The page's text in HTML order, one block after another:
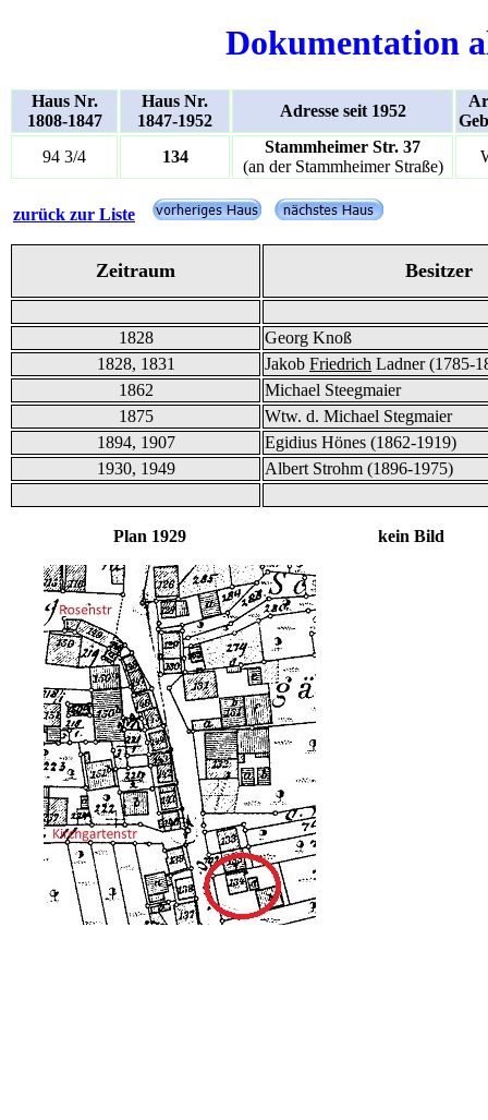
Dokumentation
Haus Nr.
1808-1847
Haus Nr.
1847-1952
Adresse seit 1952
94 3/4
134
Stammheimer Str. 37
(an der Stammheimer Straße)
zurück zur Liste
Zeitraum Besitzer
1828
Georg Knoß
1828, 1831
Jakob Friedrich Ladner (1785-
1862
Michael Steegmaier
1875
Wtw. d. Michael Stegmaier
1894, 1907
Egidius Hönes (1862-1919)
1930, 1949
Albert Strohm (1896-1975)
Plan 1929 kein Bild